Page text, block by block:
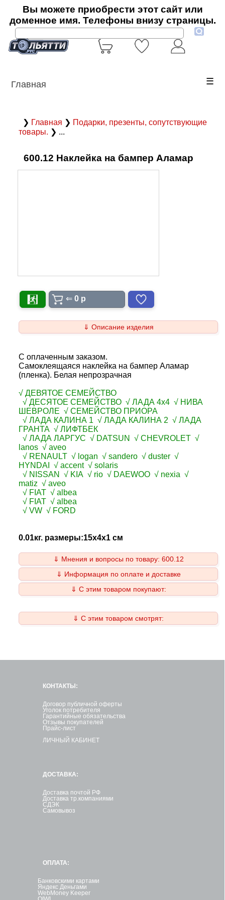
Вы можете приобрести этот сайт или
доменное имя. Телефоны внизу страницы.
Главная ☰
❯ Главная ❯ Подарки, презенты, сопутствующие
товары. ❯ ...
600.12 Наклейка на бампер Аламар
⇐ 0 p
⇓ Описание изделия
С оплаченным заказом.
Самоклеящаяся наклейка на бампер Аламар
(пленка). Белая непрозрачная
√ ДЕВЯТОЕ СЕМЕЙСТВО
√ ДЕСЯТОЕ СЕМЕЙСТВО √ ЛАДА 4х4 √ НИВА
ШЕВРОЛЕ √ СЕМЕЙСТВО ПРИОРА
√ ЛАДА КАЛИНА 1 √ ЛАДА КАЛИНА 2 √ ЛАДА
ГРАНТА √ ЛИФТБЕК
√ ЛАДА ЛАРГУС √ DATSUN √ CHEVROLET √
lanos √ aveo
√ RENAULT √ logan √ sandero √ duster √
HYNDAI √ accent √ solaris
√ NISSAN √ KIA √ rio √ DAEWOO √ nexia √
matiz √ aveo
√ FIAT √ albea
√ FIAT √ albea
√ VW √ FORD
0.01кг. размеры:15x4x1 см
⇓ Мнения и вопросы по товару: 600.12
⇓ Информация по оплате и доставке
⇓ С этим товаром покупают:
⇓ С этим товаром смотрят:
КОНТАКТЫ:
Договор публичной оферты
Уголок потребителя
Гарантийные обязательства
Отзывы покупателей
Прайс-лист
ЛИЧНЫЙ КАБИНЕТ
ДОСТАВКА:
Доставка почтой РФ
Доставка тр.компаниями
СДЭК
Самовывоз
ОПЛАТА:
Банковскими картами
Яндекс Деньгами
WebMoney Keeper